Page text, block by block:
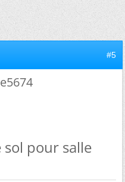
#5
sol pour salle